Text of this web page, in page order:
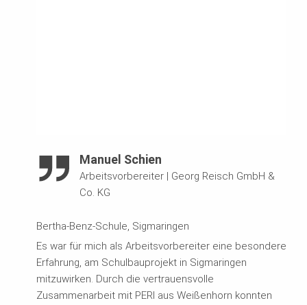
Manuel Schien
Arbeitsvorbereiter | Georg Reisch GmbH &
Co. KG
Bertha-Benz-Schule, Sigmaringen
Es war für mich als Arbeitsvorbereiter eine besondere
Erfahrung, am Schulbauprojekt in Sigmaringen
mitzuwirken. Durch die vertrauensvolle
Zusammenarbeit mit PERI aus Weißenhorn konnten